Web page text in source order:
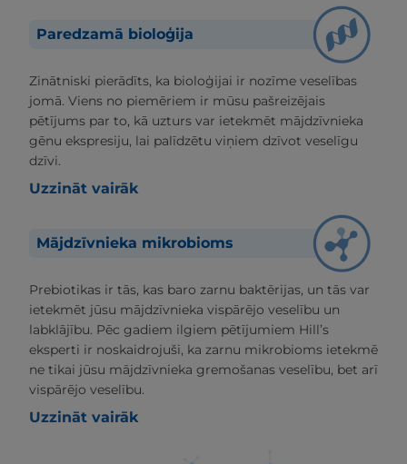
Paredzamā bioloģija
Zinātniski pierādīts, ka bioloģijai ir nozīme veselības
jomā. Viens no piemēriem ir mūsu pašreizējais
pētījums par to, kā uzturs var ietekmēt mājdzīvnieka
gēnu ekspresiju, lai palīdzētu viņiem dzīvot veselīgu
dzīvi.
Uzzināt vairāk
Mājdzīvnieka mikrobioms
Prebiotikas ir tās, kas baro zarnu baktērijas, un tās var
ietekmēt jūsu mājdzīvnieka vispārējo veselību un
labklājību. Pēc gadiem ilgiem pētījumiem Hill’s
eksperti ir noskaidrojuši, ka zarnu mikrobioms ietekmē
ne tikai jūsu mājdzīvnieka gremošanas veselību, bet arī
vispārējo veselību.
Uzzināt vairāk